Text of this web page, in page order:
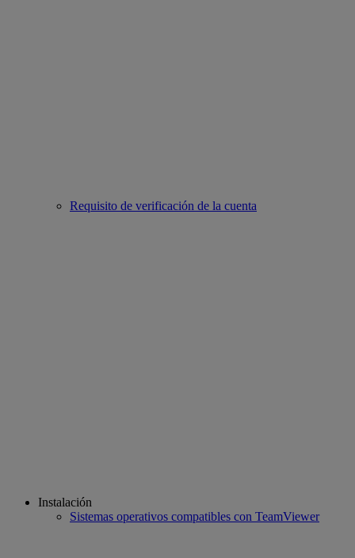
Requisito de verificación de la cuenta
Instalación
Sistemas operativos compatibles con TeamViewer